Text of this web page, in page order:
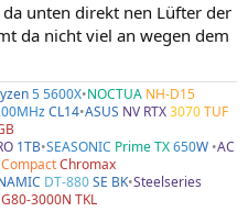
unten direkt nen Lüfter der
da nicht viel an wegen dem
5 5600X•NOCTUA NH-D15
CL14•ASUS NV RTX3070TUF
1TB•SEASONIC Prime TX 650W•AC
Chromax
DT-880SE BK•Steelseries
G80-3000N TKL